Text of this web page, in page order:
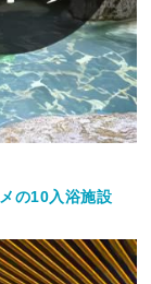
の10入浴施設